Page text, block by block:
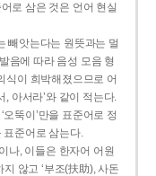
로 삼은 것은 언어 현실
빼앗는다는 원뜻과는 멀
음에 따라 음성 모음 형
식이 희박해졌으므로 어
, 아서라’와 같이 적는다.
뚝이’만을 표준어로 정
표준어로 삼는다.
나, 이들은 한자어 어원
않고 ‘부조(扶助), 사돈